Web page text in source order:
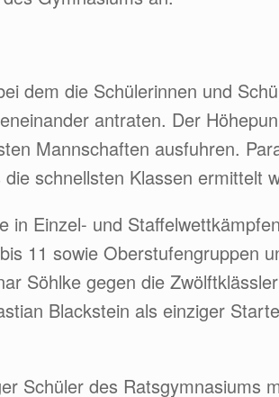
dem die Schülerinnen und
antraten. Der
Mannschaften ausfuhren.
schnellsten Klassen ermittelt
in Einzel- und
11 sowie Oberstufengruppen
Söhlke gegen die
Blackstein als einziger
Schüler des Ratsgymnasiums